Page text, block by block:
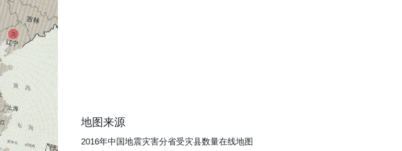
地图来源
2016年中国地震灾害分省受灾县数量在线地图